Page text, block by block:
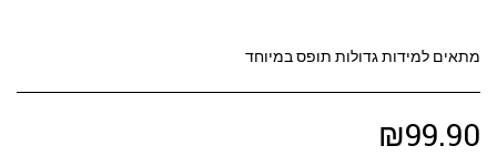
מתאים למידות גדולות תופס במיוחד
₪99.90